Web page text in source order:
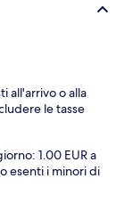
all'arrivo o alla
le tasse
1.00 EUR a
esenti i minori di